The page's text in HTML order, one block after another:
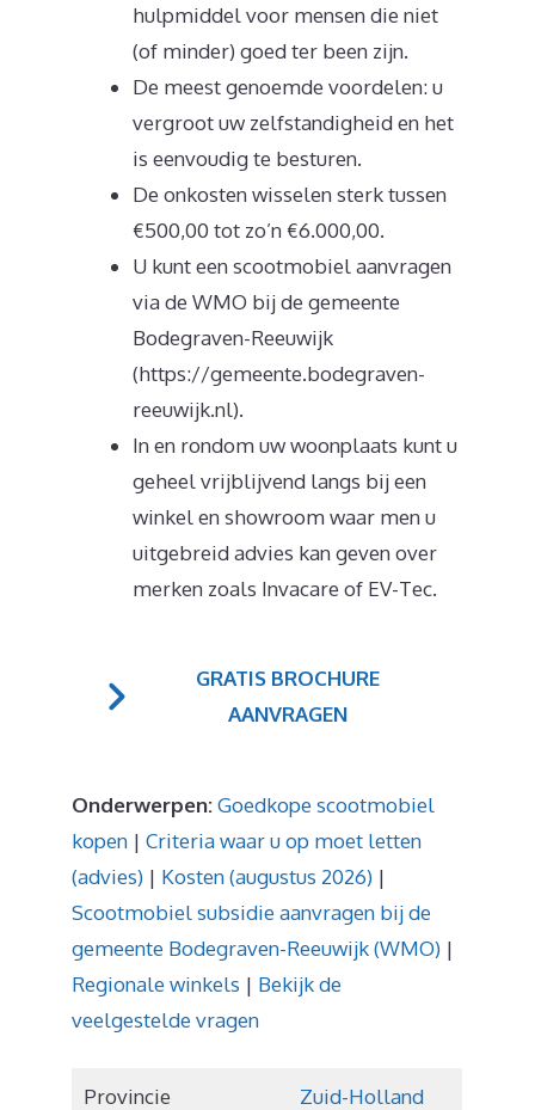
hulpmiddel voor mensen die niet
(of minder) goed ter been zijn.
De meest genoemde voordelen: u
vergroot uw zelfstandigheid en het
is eenvoudig te besturen.
De onkosten wisselen sterk tussen
€500,00 tot zo’n €6.000,00.
U kunt een scootmobiel aanvragen
via de WMO bij de gemeente
Bodegraven-Reeuwijk
(https://gemeente.bodegraven-
reeuwijk.nl).
In en rondom uw woonplaats kunt u
geheel vrijblijvend langs bij een
winkel en showroom waar men u
uitgebreid advies kan geven over
merken zoals Invacare of EV-Tec.
GRATIS BROCHURE
AANVRAGEN
Onderwerpen:Goedkope scootmobiel
kopen | Criteria waar u op moet letten
(advies) | Kosten (augustus 2026) |
Scootmobiel subsidie aanvragen bij de
gemeente Bodegraven-Reeuwijk (WMO) |
Regionale winkels | Bekijk de
veelgestelde vragen
Provincie Zuid-Holland